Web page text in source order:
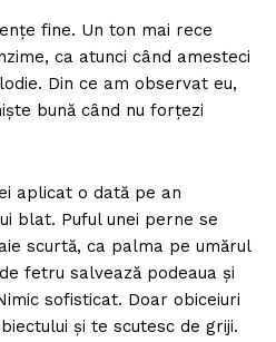
fine. Un ton mai rece
ca atunci când amesteci
Din ce am observat eu,
bună când nu forțezi
aplicat o dată pe an
blat. Puful unei perne se
scurtă, ca palma pe umărul
fetru salvează podeaua și
sofisticat. Doar obiceiuri
și te scutesc de griji.